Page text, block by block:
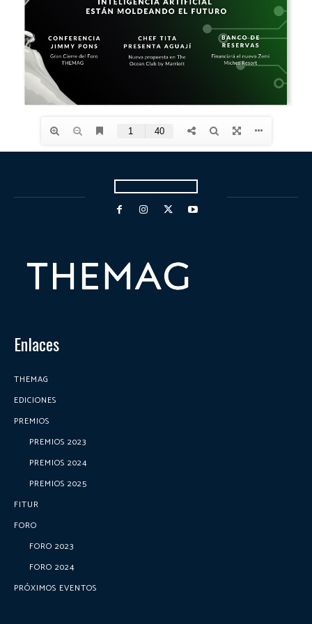
Enlaces
THEMAG
EDICIONES
PREMIOS
PREMIOS 2023
PREMIOS 2024
PREMIOS 2025
FITUR
FORO
FORO 2023
FORO 2024
PRÓXIMOS EVENTOS